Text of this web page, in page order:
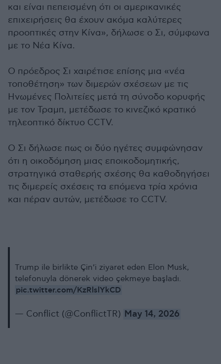
και είναι πεπεισμένη ότι οι αμερικανικές
επιχειρήσεις θα έχουν ακόμα καλύτερες
προοπτικές στην Κίνα», δήλωσε ο Σι, σύμφωνα
με το Νέα Κίνα.
Ο πρόεδρος Σι χαιρέτισε επίσης μια «νέα
τοποθέτηση» των διμερών σχέσεων με τις
Ηνωμένες Πολιτείες μετά τη σύνοδο κορυφής
με τον Τραμπ, μετέδωσε το κινεζικό κρατικό
τηλεοπτικό δίκτυο CCTV.
Ο Σι δήλωσε πως οι δύο ηγέτες συμφώνησαν
ότι η οικοδόμηση μιας εποικοδομητικής,
στρατηγικά σταθερής σχέσης θα καθοδηγήσει
τις διμερείς σχέσεις τα επόμενα τρία χρόνια
και πέραν αυτών, μετέδωσε το CCTV.
Trump ile birlikte Çin’i ziyaret eden Elon Musk,
telefonuyla dönerek video çekmeye başladı.
pic.twitter.com/KzRlslYkCD
— Conflict (@ConflictTR) May 14, 2026